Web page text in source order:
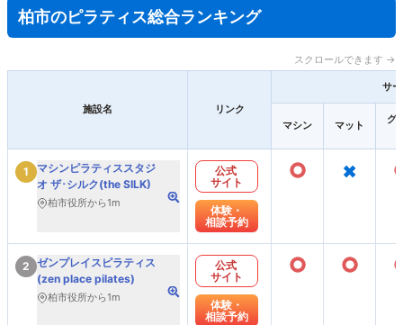
柏市のピラティス総合ランキング
スクロールできます →
施設名 リンク
サ
マシン マット
グ
1
マシンピラティススタジ
オ ザ･シルク(the SILK)
柏市役所から1m
公式
サイト
体験・
相談予約
○ ×
2 ゼンプレイスピラティス
(zen place pilates)
柏市役所から1m
公式
サイト
体験・
相談予約
○ ○